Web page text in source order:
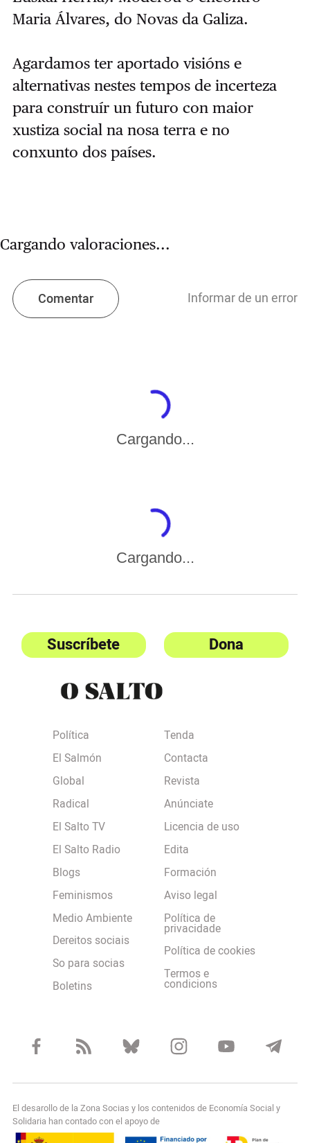
Maria Álvares, do Novas da Galiza.
Agardamos ter aportado visións e
alternativas nestes tempos de incerteza
para construír un futuro con maior
xustiza social na nosa terra e no
conxunto dos países.
Cargando valoraciones...
Comentar Informar de un error
Cargando...
Cargando...
Suscríbete Dona
Política
El Salmón
Global
Radical
El Salto TV
El Salto Radio
Blogs
Feminismos
Medio Ambiente
Dereitos sociais
So para socias
Boletins
Tenda
Contacta
Revista
Anúnciate
Licencia de uso
Edita
Formación
Aviso legal
Política de
privacidade
Política de cookies
Termos e
condicions
El desarollo de la Zona Socias y los contenidos de Economía Social y
Solidaria han contado con el apoyo de